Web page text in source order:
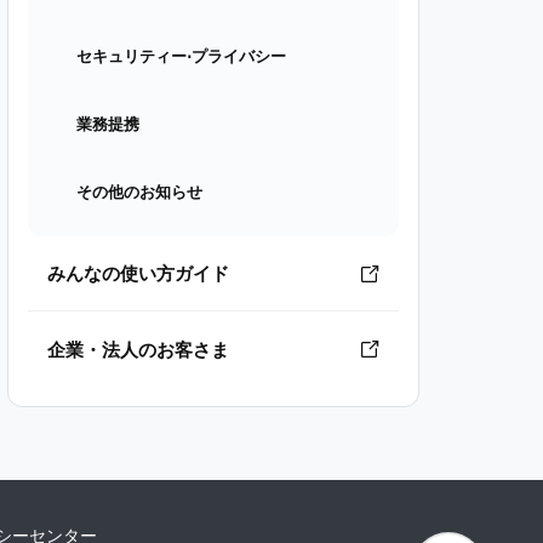
セキュリティー⋅プライバシー
業務提携
その他のお知らせ
みんなの使い方ガイド
企業・法人のお客さま
ーセンター